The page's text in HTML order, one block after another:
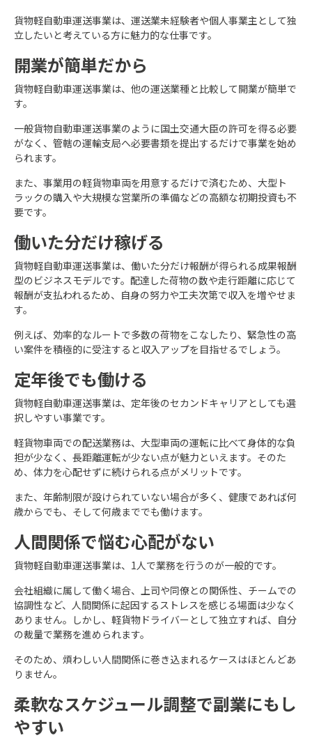
貨物軽自動車運送事業は、運送業未経験者や個人事業主として独
立したいと考えている方に魅力的な仕事です。
開業が簡単だから
貨物軽自動車運送事業は、他の運送業種と比較して開業が簡単で
す。
一般貨物自動車運送事業のように国土交通大臣の許可を得る必要
がなく、管轄の運輸支局へ必要書類を提出するだけで事業を始め
られます。
また、事業用の軽貨物車両を用意するだけで済むため、大型ト
ラックの購入や大規模な営業所の準備などの高額な初期投資も不
要です。
働いた分だけ稼げる
貨物軽自動車運送事業は、働いた分だけ報酬が得られる成果報酬
型のビジネスモデルです。配達した荷物の数や走行距離に応じて
報酬が支払われるため、自身の努力や工夫次第で収入を増やせま
す。
例えば、効率的なルートで多数の荷物をこなしたり、緊急性の高
い案件を積極的に受注すると収入アップを目指せるでしょう。
定年後でも働ける
貨物軽自動車運送事業は、定年後のセカンドキャリアとしても選
択しやすい事業です。
軽貨物車両での配送業務は、大型車両の運転に比べて身体的な負
担が少なく、長距離運転が少ない点が魅力といえます。そのた
め、体力を心配せずに続けられる点がメリットです。
また、年齢制限が設けられていない場合が多く、健康であれば何
歳からでも、そして何歳まででも働けます。
人間関係で悩む心配がない
貨物軽自動車運送事業は、1人で業務を行うのが一般的です。
会社組織に属して働く場合、上司や同僚との関係性、チームでの
協調性など、人間関係に起因するストレスを感じる場面は少なく
ありません。しかし、軽貨物ドライバーとして独立すれば、自分
の裁量で業務を進められます。
そのため、煩わしい人間関係に巻き込まれるケースはほとんどあ
りません。
柔軟なスケジュール調整で副業にもし
やすい